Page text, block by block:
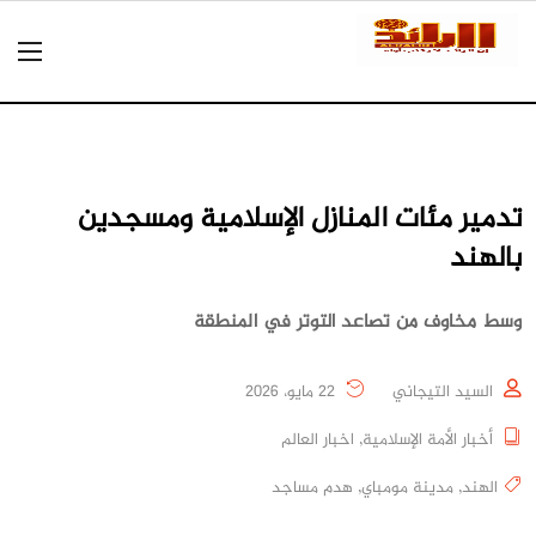
تدمير مئات المنازل الإسلامية ومسجدين
بالهند
وسط مخاوف من تصاعد التوتر في المنطقة
السيد التيجاني
أخبار الأمة الإسلامية, اخبار العالم
الهند, مدينة مومباي, هدم مساجد